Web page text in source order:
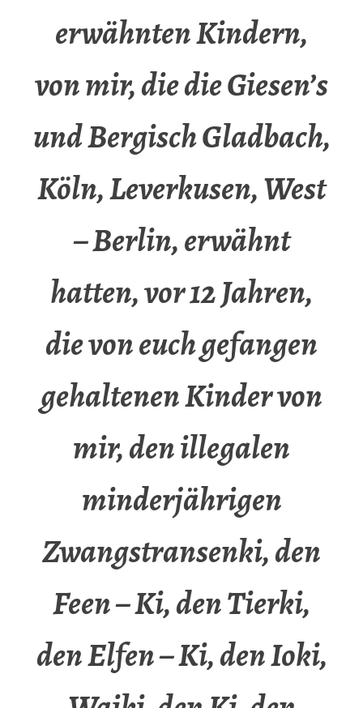
erwähnten Kindern,
von mir, die die Giesen’s
und Bergisch Gladbach,
Köln, Leverkusen, West
– Berlin, erwähnt
hatten, vor 12 Jahren,
die von euch gefangen
gehaltenen Kinder von
mir, den illegalen
minderjährigen
Zwangstransenki, den
Feen – Ki, den Tierki,
den Elfen – Ki, den Ioki,